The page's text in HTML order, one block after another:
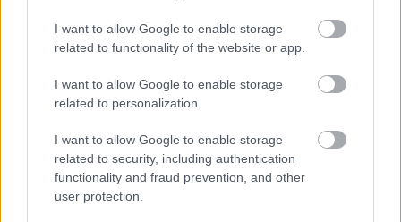
I want to allow Google to enable storage
related to functionality of the website or app.
I want to allow Google to enable storage
related to personalization.
I want to allow Google to enable storage
related to security, including authentication
functionality and fraud prevention, and other
user protection.
Οικία Σικελιανού / Πηγή: Shutterstock